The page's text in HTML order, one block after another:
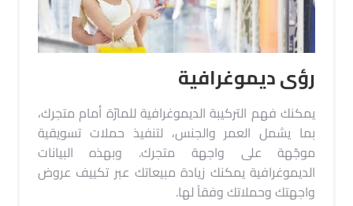
رؤى ديموغرافية
يمكنك فهم التركيبة الديموغرافية للمارّة أمام متجرك،
بما يشمل العمر والجنس، لتنفيذ حملات تسويقية
موجّهة على واجهة متجرك. وبهذه البيانات
الديموغرافية يمكنك زيادة مبيعاتك عبر تكييف عروض
واجهتك وحملاتك وفقاً لها.